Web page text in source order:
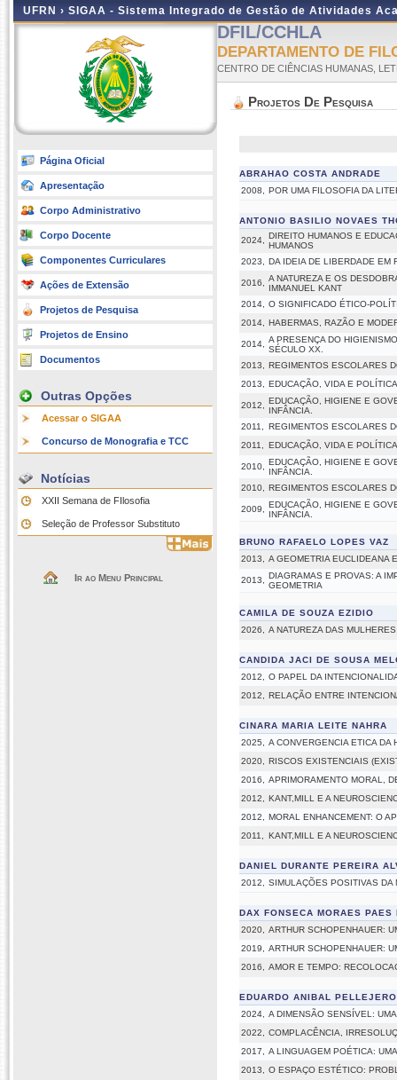
UFRN › SIGAA - Sistema Integrado de Gestão de Atividades
Página Oficial
Apresentação
Corpo Administrativo
Corpo Docente
Componentes Curriculares
Ações de Extensão
Projetos de Pesquisa
Projetos de Ensino
Documentos
Outras Opções
Acessar o SIGAA
Concurso de Monografia e TCC
Notícias
XXII Semana de FIlosofia
Seleção de Professor Substituto
Ir ao Menu Principal
DFIL/CCHLA
DEPARTAMENTO DE
CENTRO DE CIÊNCIAS HUMANAS,
Projetos De Pesquisa
ABRAHAO COSTA ANDRADE
2008,
POR UMA FILOSOFIA DA
ANTONIO BASILIO NOVAES
2024,
DIREITO HUMANOS E
HUMANOS
2023,
DA IDEIA DE LIBERDADE EM
2016,
A NATUREZA E OS
IMMANUEL KANT
2014,
O SIGNIFICADO ÉTICO-
2014,
HABERMAS, RAZÃO E
2014,
A PRESENÇA DO
SÉCULO XX.
2013,
REGIMENTOS ESCOLARES
2013,
EDUCAÇÃO, VIDA E
2012,
EDUCAÇÃO, HIGIENE E
INFÂNCIA.
2011,
REGIMENTOS ESCOLARES
2011,
EDUCAÇÃO, VIDA E
2010,
EDUCAÇÃO, HIGIENE E
INFÂNCIA.
2010,
REGIMENTOS ESCOLARES
2009,
EDUCAÇÃO, HIGIENE E
INFÂNCIA.
BRUNO RAFAELO LOPES VAZ
2013,
A GEOMETRIA EUCLIDEANA
2013,
DIAGRAMAS E PROVAS: A
GEOMETRIA
CAMILA DE SOUZA EZIDIO
2026,
A NATUREZA DAS
CANDIDA JACI DE SOUSA
2012,
O PAPEL DA
2012,
RELAÇÃO ENTRE
CINARA MARIA LEITE NAHRA
2025,
A CONVERGENCIA ETICA DA
2020,
RISCOS EXISTENCIAIS
2016,
APRIMORAMENTO MORAL,
2012,
KANT,MILL E A
2012,
MORAL ENHANCEMENT: O
2011,
KANT,MILL E A
DANIEL DURANTE PEREIRA
2012,
SIMULAÇÕES POSITIVAS DA
DAX FONSECA MORAES PAES
2020,
ARTHUR SCHOPENHAUER:
2019,
ARTHUR SCHOPENHAUER:
2016,
AMOR E TEMPO:
EDUARDO ANIBAL PELLEJERO
2024,
A DIMENSÃO SENSÍVEL:
2022,
COMPLACÊNCIA,
2017,
A LINGUAGEM POÉTICA:
2013,
O ESPAÇO ESTÉTICO: